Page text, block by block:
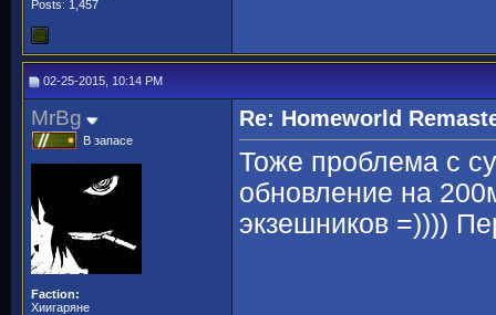
Posts: 1,457
02-25-2015, 10:14 PM
MrBg
В запасе
Faction:
Хиигаряне
Re: Homeworld
Тоже проблема с
обновление на
экзешников =))))